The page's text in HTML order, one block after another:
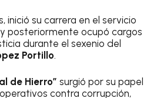
inició su carrera en el servicio
posteriormente ocupó cargos
durante el sexenio del
Portillo.
de Hierro” surgió por su papel
contra corrupción,